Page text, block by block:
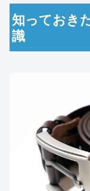
知っておき
識